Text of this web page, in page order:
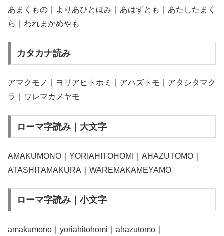
あまくもの｜よりあひとほみ｜あはずとも｜あたしたまく
ら｜われまかめやも
カタカナ読み
アマクモノ｜ヨリアヒトホミ｜アハズトモ｜アタシタマク
ラ｜ワレマカメヤモ
ローマ字読み｜大文字
AMAKUMONO｜YORIAHITOHOMI｜AHAZUTOMO｜
ATASHITAMAKURA｜WAREMAKAMEYAMO
ローマ字読み｜小文字
amakumono｜yoriahitohomi｜ahazutomo｜